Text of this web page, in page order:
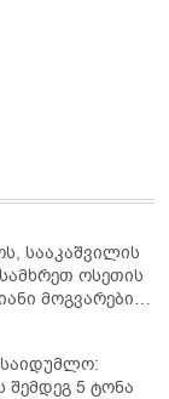
სააკაშვილის
ოსეთის
მოგვარების
დარღვევით,
- რუსეთის
საიდუმლო:
5 ტონა